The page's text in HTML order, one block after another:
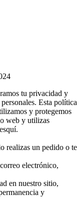
tu privacidad y
Esta política
y protegemos
web y utilizas
realizas un pedido o te
electrónico,
en nuestro sitio,
y